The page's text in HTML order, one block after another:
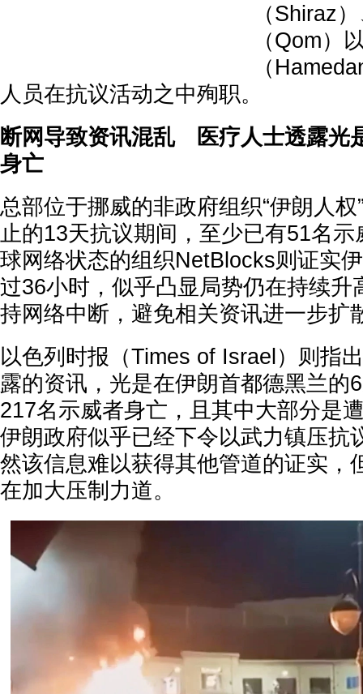
（Shiraz
（Qom）
（
人员在抗议活动之中殉职。
断网导致资讯混乱 医疗人士透露光
身亡
总部位于挪威的非政府组织“伊朗人
止的13天抗议期间，至少已有51名
球网络状态的组织NetBlocks则证实
过36小时，似乎凸显局势仍在持续升
持网络中断，避免相关资讯进一步扩
以色列时报（Times of Israel）则指
露的资讯，光是在伊朗首都德黑兰的
217名示威者身亡，且其中大部分是
伊朗政府似乎已经下令以武力镇压抗
然该信息难以获得其他管道的证实，
在加大压制力道。